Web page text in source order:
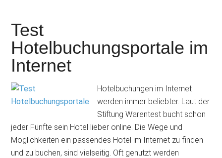
Test
Hotelbuchungsportale im
Internet
Hotelbuchungen im Internet
werden immer beliebter. Laut der
Stiftung Warentest bucht schon
jeder Fünfte sein Hotel lieber online. Die Wege und
Möglichkeiten ein passendes Hotel im Internet zu finden
und zu buchen, sind vielseitig. Oft genutzt werden